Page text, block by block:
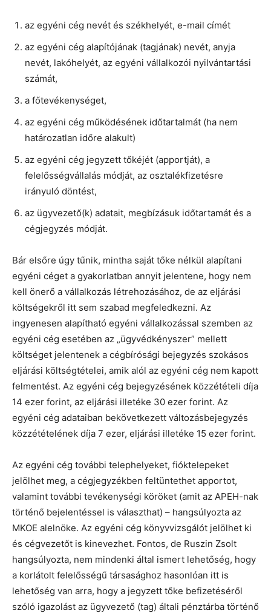
az egyéni cég nevét és székhelyét, e-mail címét
az egyéni cég alapítójának (tagjának) nevét, anyja
nevét, lakóhelyét, az egyéni vállalkozói nyilvántartási
számát,
a főtevékenységet,
az egyéni cég működésének időtartalmát (ha nem
határozatlan időre alakult)
az egyéni cég jegyzett tőkéjét (apportját), a
felelősségvállalás módját, az osztalékfizetésre
irányuló döntést,
az ügyvezető(k) adatait, megbízásuk időtartamát és a
cégjegyzés módját.
Bár elsőre úgy tűnik, mintha saját tőke nélkül alapítani
egyéni céget a gyakorlatban annyit jelentene, hogy nem
kell önerő a vállalkozás létrehozásához, de az eljárási
költségekről itt sem szabad megfeledkezni. Az
ingyenesen alapítható egyéni vállalkozással szemben az
egyéni cég esetében az „ügyvédkényszer” mellett
költséget jelentenek a cégbírósági bejegyzés szokásos
eljárási költségtételei, amik alól az egyéni cég nem kapott
felmentést. Az egyéni cég bejegyzésének közzétételi díja
14 ezer forint, az eljárási illetéke 30 ezer forint. Az
egyéni cég adataiban bekövetkezett változásbejegyzés
közzétételének díja 7 ezer, eljárási illetéke 15 ezer forint.
Az egyéni cég további telephelyeket, fióktelepeket
jelölhet meg, a cégjegyzékben feltüntethet apportot,
valamint további tevékenységi köröket (amit az APEH-nak
történő bejelentéssel is választhat) – hangsúlyozta az
MKOE alelnöke. Az egyéni cég könyvvizsgálót jelölhet ki
és cégvezetőt is kinevezhet. Fontos, de Ruszin Zsolt
hangsúlyozta, nem mindenki által ismert lehetőség, hogy
a korlátolt felelősségű társasághoz hasonlóan itt is
lehetőség van arra, hogy a jegyzett tőke befizetéséről
szóló igazolást az ügyvezető (tag) általi pénztárba történő